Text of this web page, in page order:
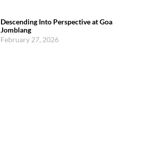
Descending Into Perspective at Goa
Jomblang
February 27, 2026